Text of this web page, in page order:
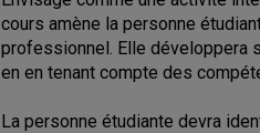
cours amène la personne
professionnel. Elle développera
en en tenant compte des
La personne étudiante devra